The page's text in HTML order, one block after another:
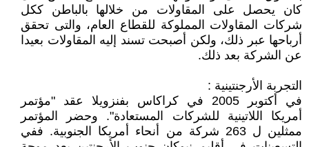
كان يحصل على المقاولات من خلالها بالباطن ككل
شركات المقاولات المملوكة للقطاع العام، والتى تحقق
أرباحها عبر ذلك، ولكن أصبحت تسند إليه المقاولات بعيدا
عن الشركة بعد ذلك.
التجربة الأرجنتينية :
في أكتوبر 2005 في كراكاس بفنزويلا عقد "مؤتمر
أمريكا اللاتينية للشركات المستعادة". وحضر المؤتمر
ممثلين ل 263 شركة من أنحاء أمريكا الجنوبية. ففي